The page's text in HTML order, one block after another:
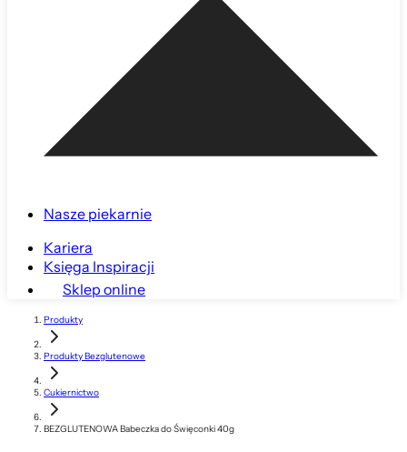
Nasze piekarnie
Kariera
Księga Inspiracji
Sklep online
Produkty
Produkty Bezglutenowe
Cukiernictwo
BEZGLUTENOWA Babeczka do Święconki 40g